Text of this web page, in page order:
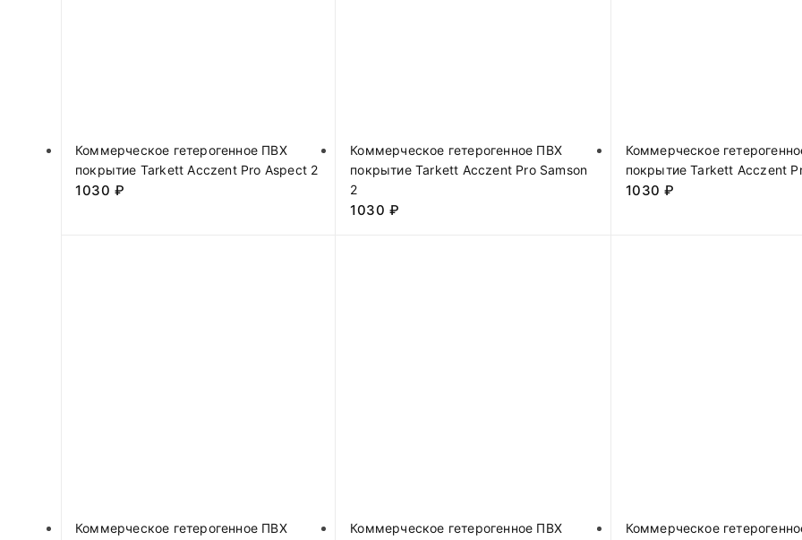
Коммерческое гетерогенное ПВХ
покрытие Tarkett Acczent Pro Aspect 2
1030 ₽
Коммерческое гетерогенное ПВХ
покрытие Tarkett Acczent Pro Samson
2
1030 ₽
Коммерческое
покрытие Tarkett Acczent
1030 ₽
Коммерческое гетерогенное ПВХ Коммерческое гетерогенное ПВХ Коммерческое